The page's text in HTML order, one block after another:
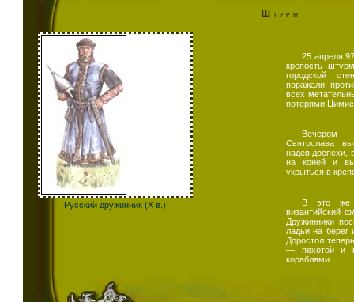
Штурм
Русский дружинник (Х в.)
25 апреля
крепость
городской
поражали
всех
потерями
Вечером
Святослава
надев доспехи,
на коней и
укрыться в
В это же
византийский
Дружинники
ладьи на
Доростол
— пехотой и
кораблями.